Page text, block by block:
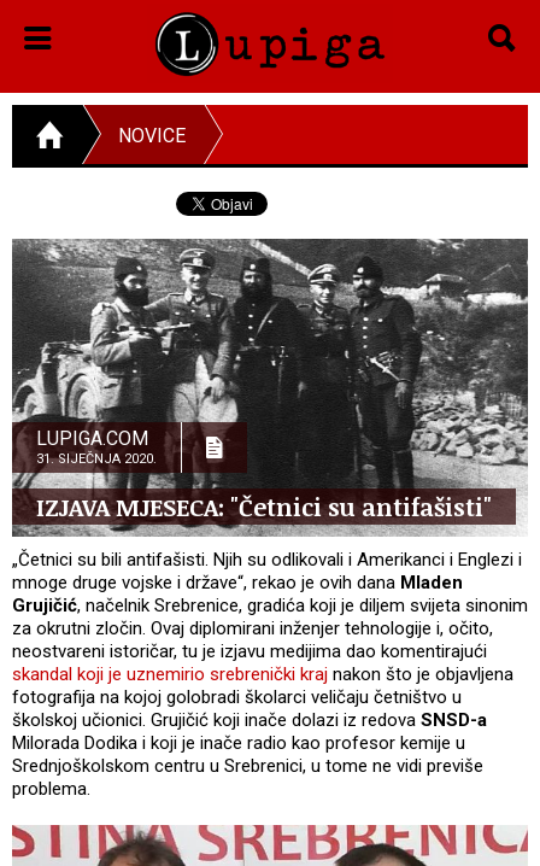
NOVICE
LUPIGA.COM
31. SIJEČNJA 2020.
IZJAVA MJESECA: "Četnici su antifašisti"
„Četnici su bili antifašisti. Njih su odlikovali i Amerikanci i Englezi i
mnoge druge vojske i države“, rekao je ovih dana Mladen
Grujičić, načelnik Srebrenice, gradića koji je diljem svijeta sinonim
za okrutni zločin. Ovaj diplomirani inženjer tehnologije i, očito,
neostvareni istoričar, tu je izjavu medijima dao komentirajući
skandal koji je uznemirio srebrenički kraj nakon što je objavljena
fotografija na kojoj golobradi školarci veličaju četništvo u
školskoj učionici. Grujičić koji inače dolazi iz redova SNSD-a
Milorada Dodika i koji je inače radio kao profesor kemije u
Srednjoškolskom centru u Srebrenici, u tome ne vidi previše
problema.